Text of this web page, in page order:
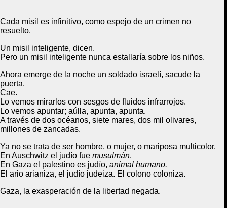
Cada misil es infinitivo, como espejo de un crimen no
resuelto.
Un misil inteligente, dicen.
Pero un misil inteligente nunca estallaría sobre los niños.
Ahora emerge de la noche un soldado israelí, sacude la
puerta.
Cae.
Lo vemos mirarlos con sesgos de fluidos infrarrojos.
Lo vemos apuntar; aúlla, apunta, apunta.
A través de dos océanos, siete mares, dos mil olivares,
millones de zancadas.
Ya no se trata de ser hombre, o mujer, o mariposa multicolor.
En Auschwitz el judío fue musulmán.
En Gaza el palestino es judío, animal humano.
El ario arianiza, el judío judeiza. El colono coloniza.
Gaza, la exasperación de la libertad negada.